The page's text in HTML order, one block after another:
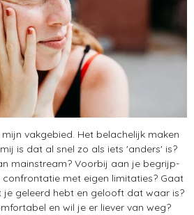
vakgebied. Het belachelijk maken
is dat al snel zo als iets 'anders' is?
mainstream? Voorbij aan je begrijp-
confrontatie met eigen limitaties? Gaat
je geleerd hebt en gelooft dat waar is?
en wil je er liever van weg?